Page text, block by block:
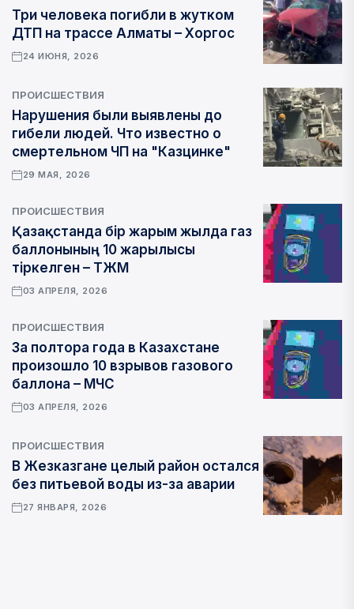
Три человека погибли в жутком
ДТП на трассе Алматы – Хоргос
24 ИЮНЯ, 2026
ПРОИСШЕСТВИЯ
Нарушения были выявлены до
гибели людей. Что известно о
смертельном ЧП на "Казцинке"
29 МАЯ, 2026
ПРОИСШЕСТВИЯ
Қазақстанда бір жарым жылда газ
баллонының 10 жарылысы
тіркелген – ТЖМ
03 АПРЕЛЯ, 2026
ПРОИСШЕСТВИЯ
За полтора года в Казахстане
произошло 10 взрывов газового
баллона – МЧС
03 АПРЕЛЯ, 2026
ПРОИСШЕСТВИЯ
В Жезказгане целый район остался
без питьевой воды из-за аварии
27 ЯНВАРЯ, 2026